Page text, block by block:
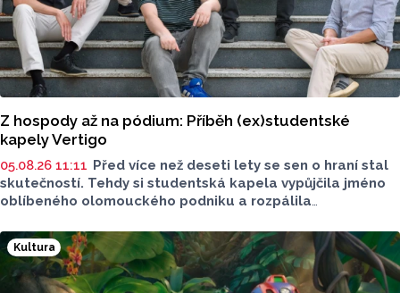
Z hospody až na pódium: Příběh (ex)studentské
kapely Vertigo
05.08.26 11:11 Před více než deseti lety se sen o hraní stal
skutečností. Tehdy si studentská kapela vypůjčila jméno
oblíbeného olomouckého podniku a rozpálila
dobu rozešly. Minulý rok ale britpopová kapela Vertigo
nabrala druhý dech. Tentokrát už v pozměněné sestavě.
Kultura